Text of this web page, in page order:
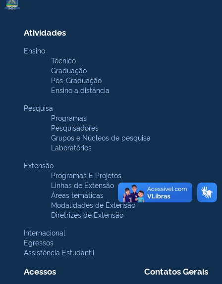
Atividades
Ensino
Técnico
Graduação
Pós-Graduação
Ensino a distância
Pesquisa
Programas
Pesquisadores
Grupos e Núcleos de pesquisa
Laboratórios
Extensão
Programas E Projetos
Linhas de Extensão
Áreas temáticas
Modalidades de Extensão
Diretrizes de Extensão
Internacional
Egressos
Assistência Estudantil
Acessos Contatos Gerais